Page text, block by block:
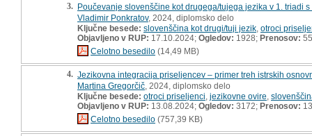
3. Poučevanje slovenščine kot drugega/tujega jezika v 1. triadi
Vladimir Ponkratov, 2024, diplomsko delo
Ključne besede: slovenščina kot drugi/tuji jezik otroci
Objavljeno v RUP: 17.10.2024; Ogledov: 1928; Prenosov: 55
Celotno besedilo (14,49 MB)
4. Jezikovna integracija priseljencev – primer treh istrskih
Martina Gregorčič , 2024, diplomsko delo
Ključne besede: otroci priseljenci jezikovne ovire
Objavljeno v RUP: 13.08.2024; Ogledov: 3172; Prenosov:
Celotno besedilo (757,39 KB)